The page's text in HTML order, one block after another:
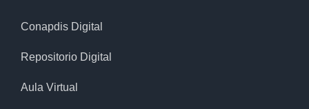
Conapdis Digital
Repositorio Digital
Aula Virtual